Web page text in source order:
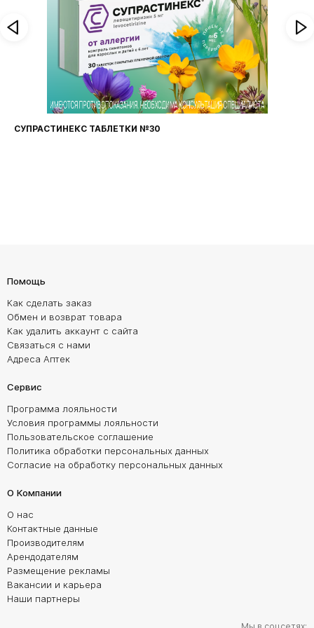
ТАБЛЕТКИ №30
Помощь
Как сделать заказ
Обмен и возврат товара
Как удалить аккаунт с сайта
Связаться с нами
Адреса Аптек
Сервис
Программа лояльности
Условия программы лояльности
Пользовательское соглашение
Политика обработки персональных данных
Согласие на обработку персональных данных
О Компании
О нас
Контактные данные
Производителям
Арендодателям
Размещение рекламы
Вакансии и карьера
Наши партнеры